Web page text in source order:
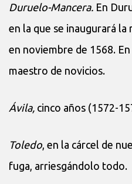
Duruelo-Mancera. En
en la que se inaugurará
en noviembre de 1568.
maestro de novicios.
Ávila, cinco años (1572-
Toledo , en la cárcel de
fuga, arriesgándolo todo.